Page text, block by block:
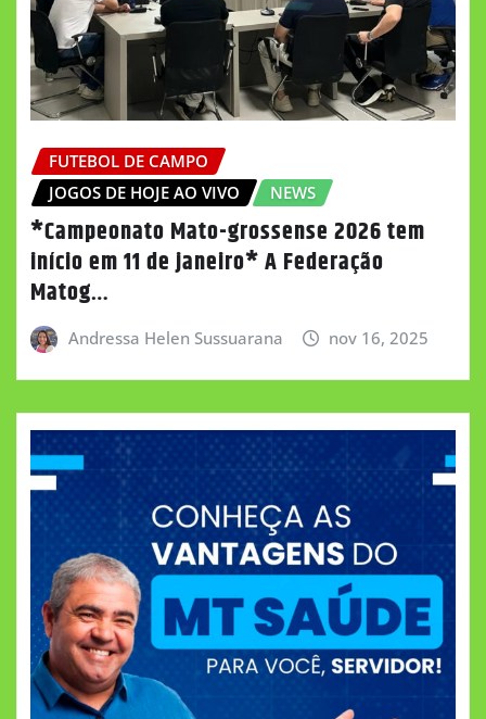
FUTEBOL DE CAMPO
JOGOS DE HOJE AO VIVO
NEWS
*Campeonato Mato-grossense 2026 tem
início em 11 de janeiro* A Federação
Matog…
Andressa Helen Sussuarana nov 16, 2025